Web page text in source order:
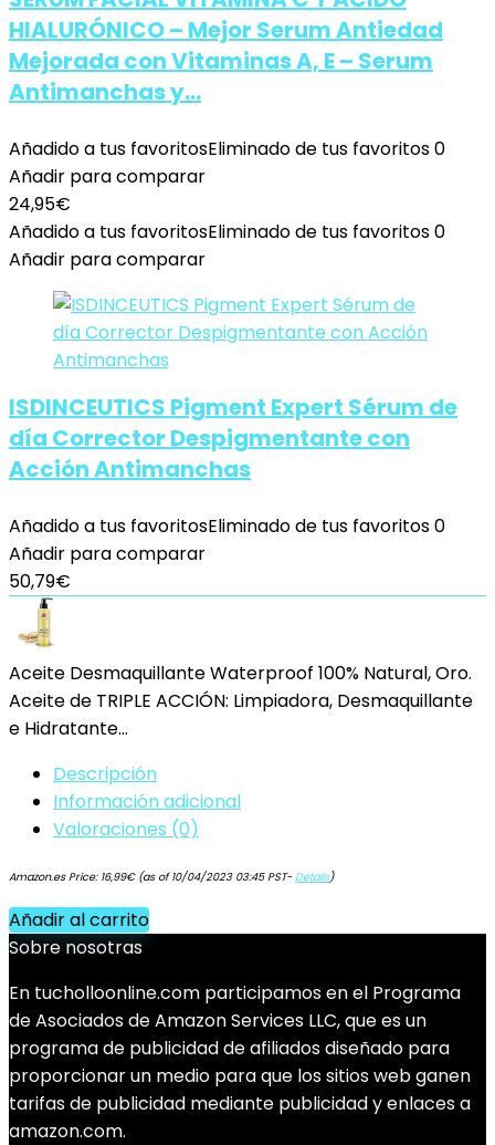
HIALURÓNICO – Mejor Serum Antiedad
Mejorada con Vitaminas A, E – Serum
Antimanchas y…
Añadido a tus favoritosEliminado de tus favoritos0
Añadir para comparar
24,95€
Añadido a tus favoritosEliminado de tus favoritos0
Añadir para comparar
ISDINCEUTICS Pigment Expert Sérum de
día Corrector Despigmentante con
Acción Antimanchas
Añadido a tus favoritosEliminado de tus favoritos0
Añadir para comparar
50,79€
Aceite Desmaquillante Waterproof 100% Natural, Oro.
Aceite de TRIPLE ACCIÓN: Limpiadora, Desmaquillante
e Hidratante…
Descripción
Información adicional
Valoraciones (0)
Amazon.es Price: 16,99€(as of 10/04/2023 03:45 PST-Details)
Añadir al carrito
Sobre nosotras
En tucholloonline.com participamos en el Programa
de Asociados de Amazon Services LLC, que es un
programa de publicidad de afiliados diseñado para
proporcionar un medio para que los sitios web ganen
tarifas de publicidad mediante publicidad y enlaces a
amazon.com.